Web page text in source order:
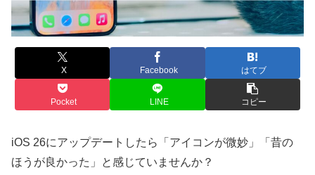
X Facebook はてブ
Pocket LINE コピー
iOS 26にアップデートしたら「アイコンが微妙」「昔の
ほうが良かった」と感じていませんか？